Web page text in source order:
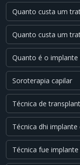
Quanto custa um
Quanto custa um
Quanto é o implante
Soroterapia capilar
Técnica de
Técnica dhi implante
Técnica fue